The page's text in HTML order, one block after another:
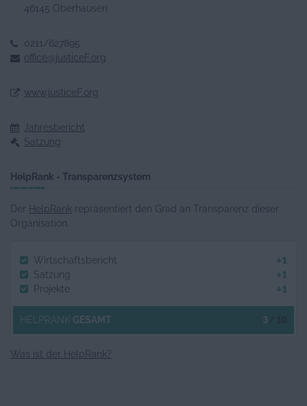
46145 Oberhausen
0211/627895
office@justiceF.org
www.justiceF.org
Jahresbericht
Satzung
HelpRank - Transparenzsystem
Der HelpRank repräsentiert den Grad an Transparenz dieser
Organisation.
Wirtschaftsbericht +1
Satzung +1
Projekte +1
HELPRANK GESAMT 3
Was ist der HelpRank?